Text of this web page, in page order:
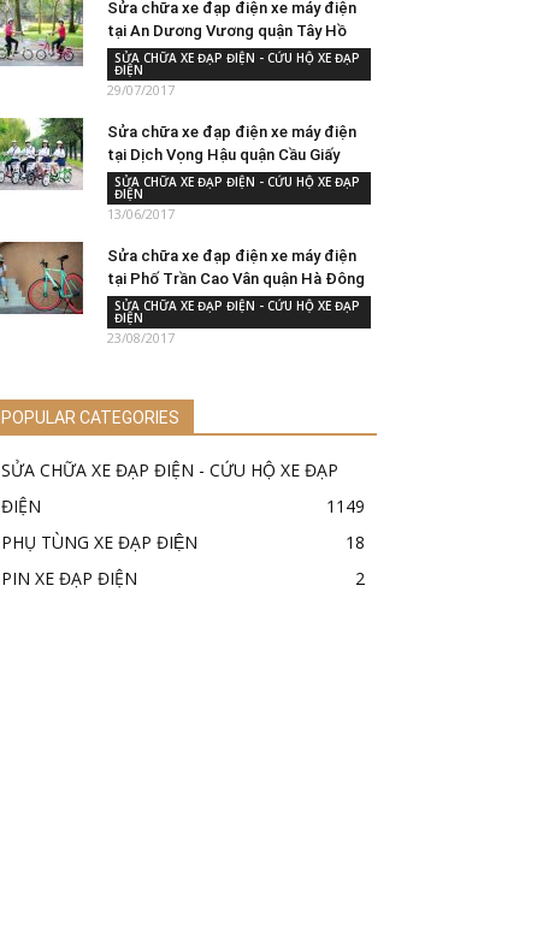
Sửa chữa xe đạp điện xe máy điện
tại An Dương Vương quận Tây Hồ
SỬA CHỮA XE ĐẠP ĐIỆN - CỨU HỘ XE ĐẠP
ĐIỆN
29/07/2017
Sửa chữa xe đạp điện xe máy điện
tại Dịch Vọng Hậu quận Cầu Giấy
SỬA CHỮA XE ĐẠP ĐIỆN - CỨU HỘ XE ĐẠP
ĐIỆN
13/06/2017
Sửa chữa xe đạp điện xe máy điện
tại Phố Trần Cao Vân quận Hà Đông
SỬA CHỮA XE ĐẠP ĐIỆN - CỨU HỘ XE ĐẠP
ĐIỆN
23/08/2017
POPULAR CATEGORIES
SỬA CHỮA XE ĐẠP ĐIỆN - CỨU HỘ XE ĐẠP
ĐIỆN
1149
PHỤ TÙNG XE ĐẠP ĐIỆN
18
PIN XE ĐẠP ĐIỆN
2